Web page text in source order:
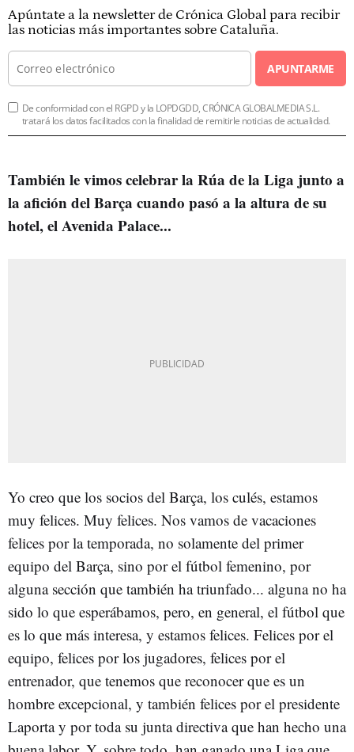
Apúntate a la newsletter de Crónica Global para recibir
las noticias más importantes sobre Cataluña.
APUNTARME
De conformidad con el RGPD y la LOPDGDD, CRÓNICA GLOBALMEDIA S.L.
tratará los datos facilitados con la finalidad de remitirle noticias de actualidad.
También le vimos celebrar la Rúa de la Liga junto a
la afición del Barça cuando pasó a la altura de su
hotel, el Avenida Palace...
Yo creo que los socios del Barça, los culés, estamos
muy felices. Muy felices. Nos vamos de vacaciones
felices por la temporada, no solamente del primer
equipo del Barça, sino por el fútbol femenino, por
alguna sección que también ha triunfado... alguna no ha
sido lo que esperábamos, pero, en general, el fútbol que
es lo que más interesa, y estamos felices. Felices por el
equipo, felices por los jugadores, felices por el
entrenador, que tenemos que reconocer que es un
hombre excepcional, y también felices por el presidente
Laporta y por toda su junta directiva que han hecho una